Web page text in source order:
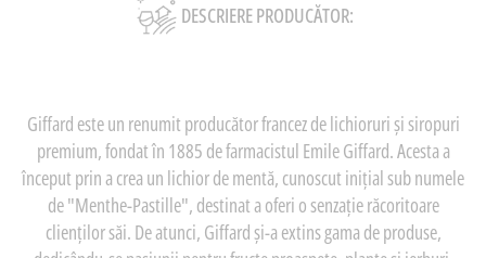
DESCRIERE PRODUCĂTOR:
Giffard este un renumit producător francez de lichioruri și siropuri
premium, fondat în 1885 de farmacistul Emile Giffard. Acesta a
început prin a crea un lichior de mentă, cunoscut inițial sub numele
de "Menthe-Pastille", destinat a oferi o senzație răcoritoare
clienților săi. De atunci, Giffard și-a extins gama de produse,